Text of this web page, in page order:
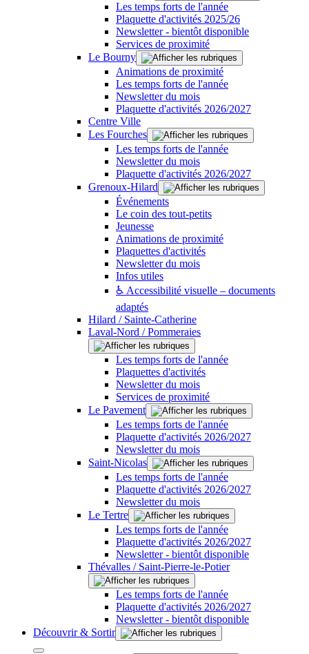
Les temps forts de l'année
Plaquette d'activités 2025/26
Newsletter - bientôt disponible
Services de proximité
Le Bourny
Animations de proximité
Les temps forts de l'année
Newsletter du mois
Plaquette d'activités 2026/2027
Centre Ville
Les Fourches
Les temps forts de l'année
Newsletter du mois
Plaquette d'activités 2026/2027
Grenoux-Hilard
Événements
Le coin des tout-petits
Jeunesse
Animations de proximité
Plaquettes d'activités
Newsletter du mois
Infos utiles
♿ Accessibilité visuelle – documents
adaptés
Hilard / Sainte-Catherine
Laval-Nord / Pommeraies
Les temps forts de l'année
Plaquettes d'activités
Newsletter du mois
Services de proximité
Le Pavement
Les temps forts de l'année
Plaquette d'activités 2026/2027
Newsletter du mois
Saint-Nicolas
Les temps forts de l'année
Plaquette d'activités 2026/2027
Newsletter du mois
Le Tertre
Les temps forts de l'année
Plaquette d'activités 2026/2027
Newsletter - bientôt disponible
Thévalles / Saint-Pierre-le-Potier
Les temps forts de l'année
Plaquette d'activités 2026/2027
Newsletter - bientôt disponible
Découvrir & Sortir